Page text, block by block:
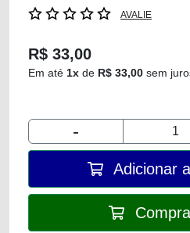
AVALIE
R$ 33,00
Em até 1x de R$ 33,00 sem
-
Adicionar